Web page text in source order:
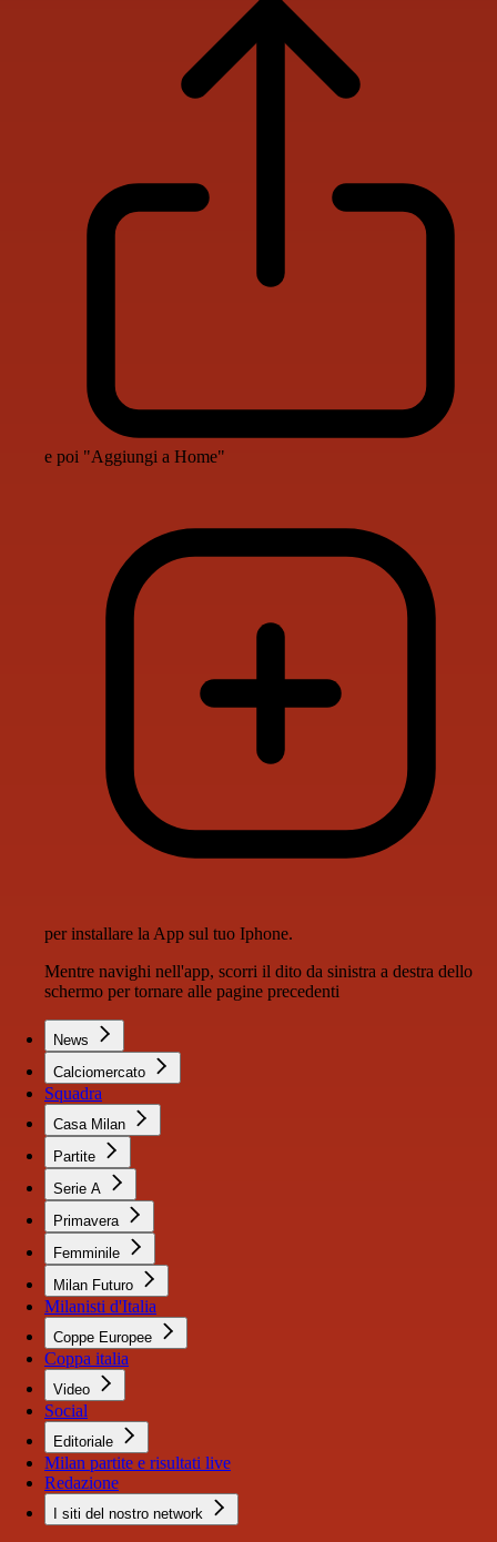
e poi "Aggiungi a Home"
per installare la App sul tuo Iphone.
Mentre navighi nell'app, scorri il dito da sinistra a destra dello
schermo per tornare alle pagine precedenti
News
Calciomercato
Squadra
Casa Milan
Partite
Serie A
Primavera
Femminile
Milan Futuro
Milanisti d'Italia
Coppe Europee
Coppa italia
Video
Social
Editoriale
Milan partite e risultati live
Redazione
I siti del nostro network